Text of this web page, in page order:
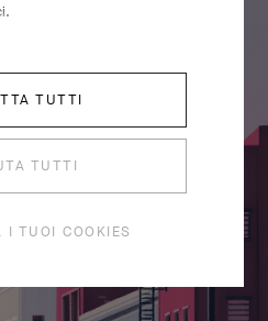
TUTTI
TUTTI
I TUOI COOKIES